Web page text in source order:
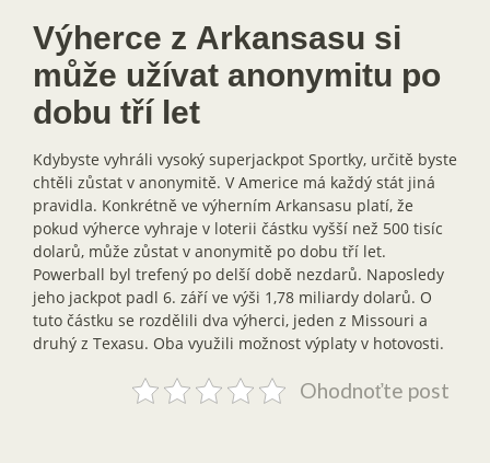
Výherce z Arkansasu si
může užívat anonymitu po
dobu tří let
Kdybyste vyhráli vysoký superjackpot Sportky, určitě byste
chtěli zůstat v anonymitě. V Americe má každý stát jiná
pravidla. Konkrétně ve výherním Arkansasu platí, že
pokud výherce vyhraje v loterii částku vyšší než 500 tisíc
dolarů, může zůstat v anonymitě po dobu tří let.
Powerball byl trefený po delší době nezdarů. Naposledy
jeho jackpot padl 6. září ve výši 1,78 miliardy dolarů. O
tuto částku se rozdělili dva výherci, jeden z Missouri a
druhý z Texasu. Oba využili možnost výplaty v hotovosti.
Ohodnoťte post